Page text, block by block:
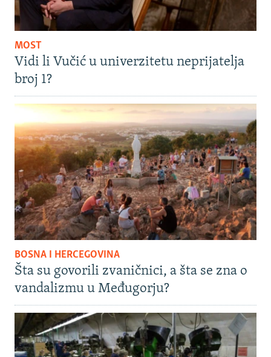
MOST
Vidi li Vučić u univerzitetu neprijatelja
broj 1?
BOSNA I HERCEGOVINA
Šta su govorili zvaničnici, a šta se zna o
vandalizmu u Međugorju?